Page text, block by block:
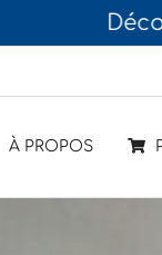
À PROPOS